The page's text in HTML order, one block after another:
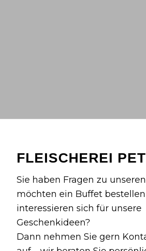
FLEISCHEREI
Sie haben Fragen zu
möchten ein Buffet
interessieren sich für unsere
Geschenkideen?
Dann nehmen Sie gern